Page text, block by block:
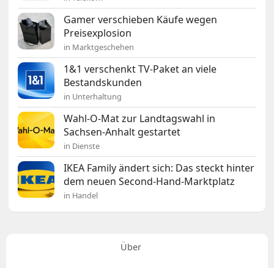
Gamer verschieben Käufe wegen
Preisexplosion
in Marktgeschehen
1&1 verschenkt TV-Paket an viele
Bestandskunden
in Unterhaltung
Wahl-O-Mat zur Landtagswahl in
Sachsen-Anhalt gestartet
in Dienste
IKEA Family ändert sich: Das steckt hinter
dem neuen Second-Hand-Marktplatz
in Handel
Über